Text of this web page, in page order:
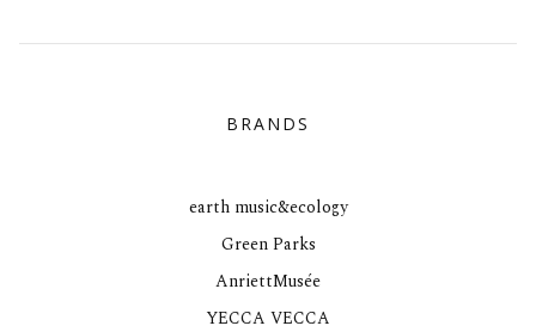
BRANDS
earth music&ecology
Green Parks
AnriettMusée
YECCA VECCA